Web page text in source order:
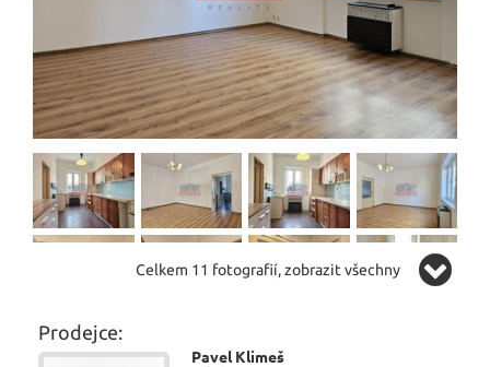
Celkem 11 fotografií, zobrazit všechny
Prodejce:
Pavel Klimeš